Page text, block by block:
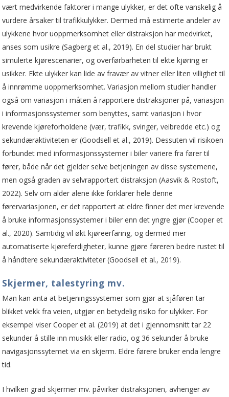
vært medvirkende faktorer i mange ulykker, er det ofte vanskelig å
vurdere årsaker til trafikkulykker. Dermed må estimerte andeler av
ulykkene hvor uoppmerksomhet eller distraksjon har medvirket,
anses som usikre (Sagberg et al., 2019). En del studier har brukt
simulerte kjørescenarier, og overførbarheten til ekte kjøring er
usikker. Ekte ulykker kan lide av fravær av vitner eller liten villighet til
å innrømme uoppmerksomhet. Variasjon mellom studier handler
også om variasjon i måten å rapportere distraksjoner på, variasjon
i informasjonssystemer som benyttes, samt variasjon i hvor
krevende kjøreforholdene (vær, trafikk, svinger, veibredde etc.) og
sekundæraktiviteten er (Goodsell et al., 2019). Dessuten vil risikoen
forbundet med informasjonssystemer i biler variere fra fører til
fører, både når det gjelder selve betjeningen av disse systemene,
men også graden av selvrapportert distraksjon (Aasvik & Rostoft,
2022). Selv om alder alene ikke forklarer hele denne
førervariasjonen, er det rapportert at eldre finner det mer krevende
å bruke informasjonssystemer i biler enn det yngre gjør (Cooper et
al., 2020). Samtidig vil økt kjøreerfaring, og dermed mer
automatiserte kjøreferdigheter, kunne gjøre føreren bedre rustet til
å håndtere sekundæraktiviteter (Goodsell et al., 2019).
Skjermer, talestyring mv.
Man kan anta at betjeningssystemer som gjør at sjåføren tar
blikket vekk fra veien, utgjør en betydelig risiko for ulykker. For
eksempel viser Cooper et al. (2019) at det i gjennomsnitt tar 22
sekunder å stille inn musikk eller radio, og 36 sekunder å bruke
navigasjonssytemet via en skjerm. Eldre førere bruker enda lengre
tid.
I hvilken grad skjermer mv. påvirker distraksjonen, avhenger av